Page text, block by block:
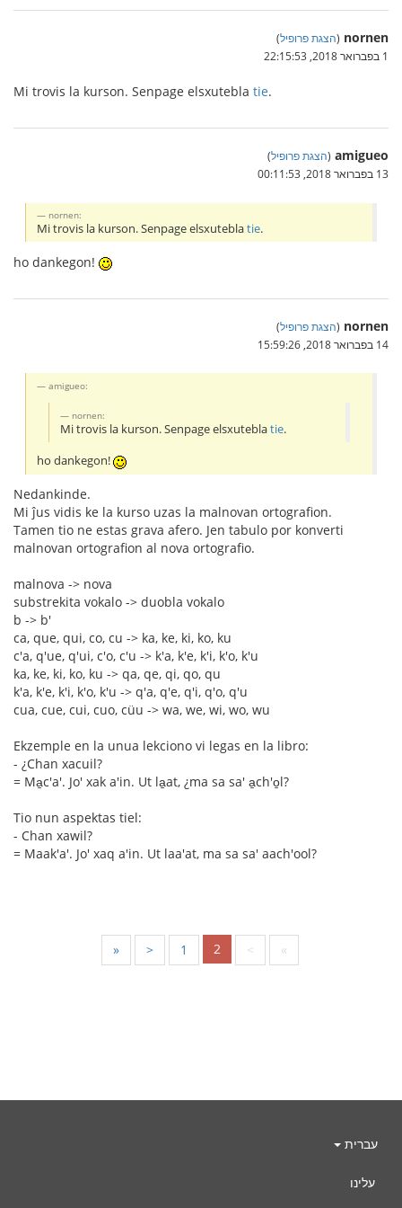
nornen
(הצגת פרופיל)
1 בפברואר 2018, 22:15:53
Mi trovis la kurson. Senpage elsxutebla tie.
amigueo
(הצגת פרופיל)
13 בפברואר 2018, 00:11:53
nornen:
Mi trovis la kurson. Senpage elsxuteblatie.
ho dankegon!
nornen
(הצגת פרופיל)
14 בפברואר 2018, 15:59:26
amigueo:
nornen:
Mi trovis la kurson. Senpage elsxuteblatie.
ho dankegon!
Nedankinde.
Mi ĵus vidis ke la kurso uzas la malnovan ortografion.
Tamen tio ne estas grava afero. Jen tabulo por konverti
malnovan ortografion al nova ortografio.
malnova -> nova
substrekita vokalo -> duobla vokalo
b -> b'
ca, que, qui, co, cu -> ka, ke, ki, ko, ku
c'a, q'ue, q'ui, c'o, c'u -> k'a, k'e, k'i, k'o, k'u
ka, ke, ki, ko, ku -> qa, qe, qi, qo, qu
k'a, k'e, k'i, k'o, k'u -> q'a, q'e, q'i, q'o, q'u
cua, cue, cui, cuo, cüu -> wa, we, wi, wo, wu
Ekzemple en la unua lekciono vi legas en la libro:
- ¿Chan xacuil?
= Ma̱c'a'. Jo' xak a'in. Ut la̱at, ¿ma sa sa' a̱ch'o̱l?
Tio nun aspektas tiel:
- Chan xawil?
= Maak'a'. Jo' xaq a'in. Ut laa'at, ma sa sa' aach'ool?
« < 1 2 > »
עברית
עלינו